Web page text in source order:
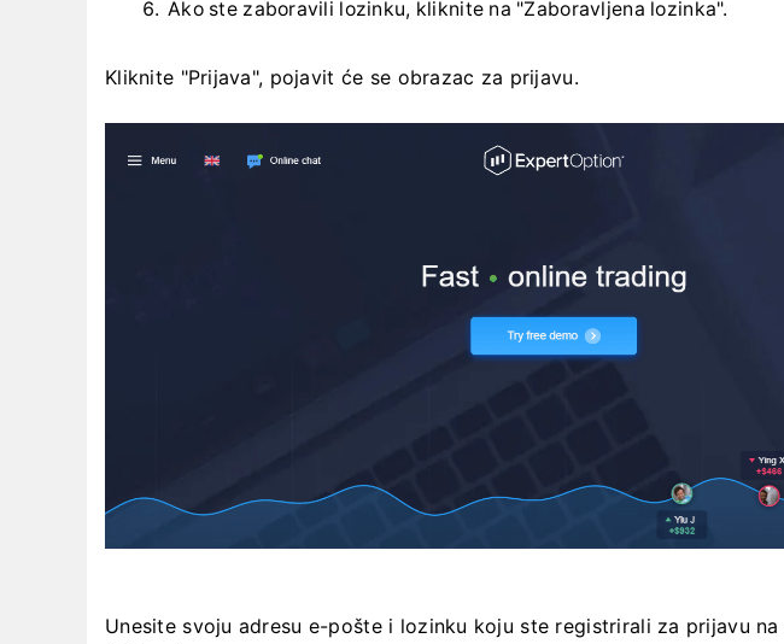
Ako ste zaboravili lozinku, kliknite na "Zaboravljena lozinka".
Kliknite "Prijava", pojavit će se obrazac za prijavu.
Unesite svoju adresu e-pošte i lozinku koju ste registrirali za prijavu